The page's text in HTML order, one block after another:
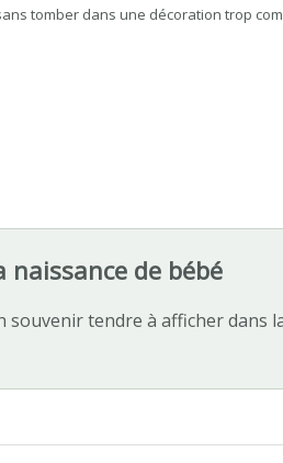
tomber dans une décoration trop
de bébé
tendre à afficher dans